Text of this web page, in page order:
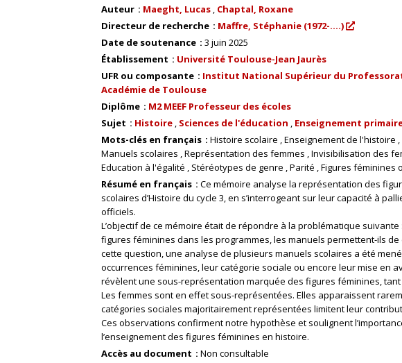
Auteur
Maeght, Lucas Chaptal, Roxane
Directeur de recherche
Maffre, Stéphanie (1972-....)
Date de soutenance
3 juin 2025
Établissement
Université Toulouse-Jean Jaurès
UFR ou composante
Institut National Supérieur du Professorat
Académie de Toulouse
Diplôme
M2 MEEF Professeur des écoles
Sujet
Histoire Sciences de l'éducation
Enseignement
Mots-clés en français
Histoire scolaire Enseignement de l'histoire
Manuels scolaires Représentation des femmes Invisibilisation des
Education à l'égalité
Stéréotypes de genre Parité Figures féminines
Résumé en français
Ce mémoire analyse la représentation des
scolaires d’Histoire du cycle 3, en s’interrogeant sur leur capacité à
officiels.
L’objectif de ce mémoire était de répondre à la problématique
figures féminines dans les programmes, les manuels permettent-ils
cette question, une analyse de plusieurs manuels scolaires a été
occurrences féminines, leur catégorie sociale ou encore leur mise en
révèlent une sous-représentation marquée des figures féminines,
Les femmes sont en effet sous-représentées. Elles apparaissent
catégories sociales majoritairement représentées limitent leur
Ces observations confirment notre hypothèse et soulignent
l’enseignement des figures féminines en histoire.
Accès au document
Non consultable